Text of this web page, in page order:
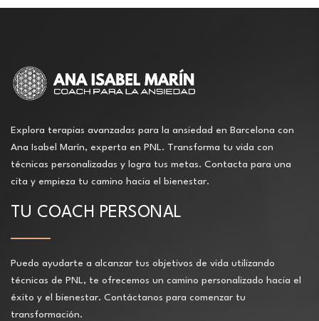
Explora terapias avanzadas para la ansiedad en Barcelona con
Ana Isabel Marín, experta en PNL. Transforma tu vida con
técnicas personalizadas y logra tus metas. Contacta para una
cita y empieza tu camino hacia el bienestar.
TU COACH PERSONAL
Puedo ayudarte a alcanzar tus objetivos de vida utilizando
técnicas de PNL, te ofrecemos un camino personalizado hacia el
éxito y el bienestar. Contáctanos para comenzar tu
transformación.